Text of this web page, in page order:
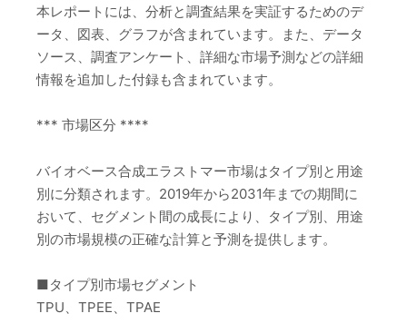
本レポートには、分析と調査結果を実証するためのデ
ータ、図表、グラフが含まれています。また、データ
ソース、調査アンケート、詳細な市場予測などの詳細
情報を追加した付録も含まれています。
*** 市場区分 ****
バイオベース合成エラストマー市場はタイプ別と用途
別に分類されます。2019年から2031年までの期間に
おいて、セグメント間の成長により、タイプ別、用途
別の市場規模の正確な計算と予測を提供します。
■タイプ別市場セグメント
TPU、TPEE、TPAE